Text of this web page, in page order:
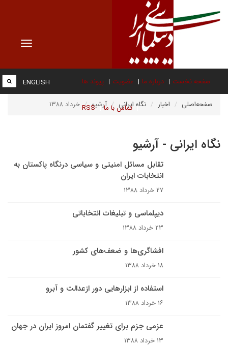
Toggle
صفحه نخست درباره ما عضویت پیوند ها
تماس با ما RSS
ENGLISH
صفحه‌اصلی اخبار نگاه ایرانی آرشیو خرداد ۱۳۸۸
نگاه ایرانی - آرشیو
تقابل مسائل امنیتی و سیاسی درنگاه پاکستان به
انتخابات ایران
۲۷ خرداد ۱۳۸۸
دیپلماسی و تبلیغات انتخاباتی
۲۳ خرداد ۱۳۸۸
افشاگری‌ها و ضعف‌های کشور
۱۸ خرداد ۱۳۸۸
استفاده از ابزارهایی دور ازعدالت و آبرو
۱۶ خرداد ۱۳۸۸
عزمی جزم برای تغییر گفتمان امروز ایران در جهان
۱۳ خرداد ۱۳۸۸